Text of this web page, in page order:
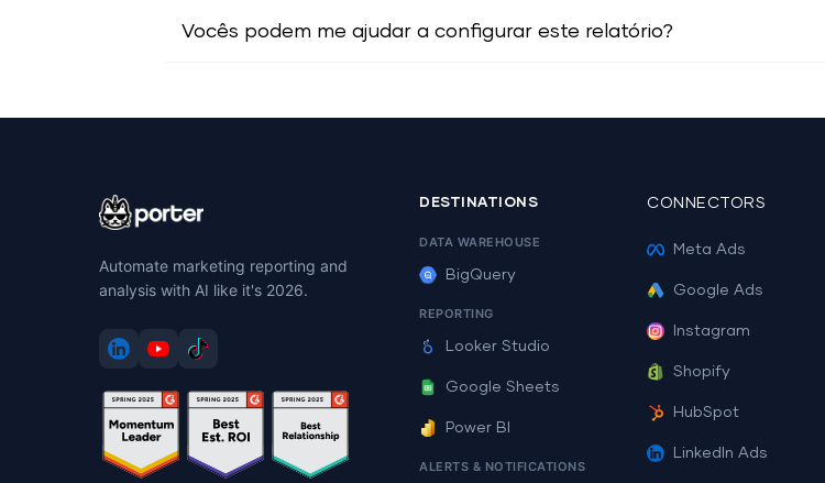
Vocês podem me ajudar a configurar este relatório?
Automate marketing reporting and
analysis with AI like it's 2026.
DESTINATIONS
DATA WAREHOUSE
BigQuery
REPORTING
Looker Studio
Google Sheets
Power BI
ALERTS & NOTIFICATIONS
CONNECTORS
Meta Ads
Google Ads
Instagram
Shopify
HubSpot
LinkedIn Ads